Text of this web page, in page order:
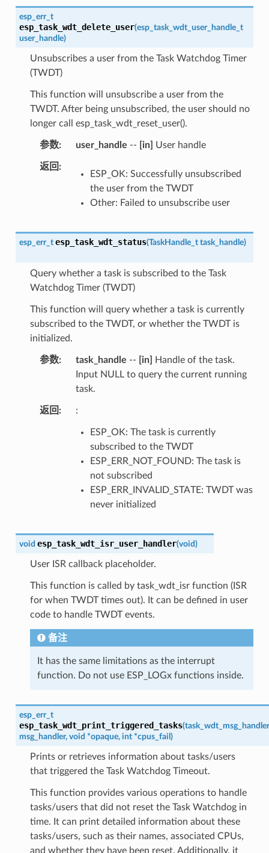
esp_err_t
esp_task_wdt_delete_user(esp_task_wdt_user_handle_t
user_handle)
Unsubscribes a user from the Task Watchdog Timer
(TWDT)
This function will unsubscribe a user from the
TWDT. After being unsubscribed, the user should no
longer call esp_task_wdt_reset_user().
参数 user_handle -- [in] User handle
返回
ESP_OK: Successfully unsubscribed
the user from the TWDT
Other: Failed to unsubscribe user
esp_err_t esp_task_wdt_status(TaskHandle_t task_handle)
Query whether a task is subscribed to the Task
Watchdog Timer (TWDT)
This function will query whether a task is currently
subscribed to the TWDT, or whether the TWDT is
initialized.
参数 task_handle -- [in]
Handle of the task.
Input NULL to query the current running
task.
返回 :
ESP_OK: The task is currently
subscribed to the TWDT
ESP_ERR_NOT_FOUND: The task is
not subscribed
ESP_ERR_INVALID_STATE: TWDT was
never initialized
void esp_task_wdt_isr_user_handler(void)
User ISR callback placeholder.
This function is called by task_wdt_isr function (ISR
for when TWDT times out). It can be defined in user
code to handle TWDT events.
备注
It has the same limitations as the interrupt
function. Do not use ESP_LOGx functions inside.
esp_err_t
esp_task_wdt_print_triggered_tasks(task_wdt_msg_handler
msg_handler, void *opaque, int *cpus_fail )
Prints or retrieves information about tasks/users
that triggered the Task Watchdog Timeout.
This function provides various operations to handle
tasks/users that did not reset the Task Watchdog in
time. It can print detailed information about these
tasks/users, such as their names, associated CPUs,
and whether they have been reset. Additionally, it